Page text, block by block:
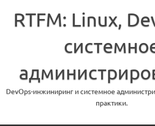
содержимому
RTFM: Linux,
DevOps-инжиниринг и системное
практики.